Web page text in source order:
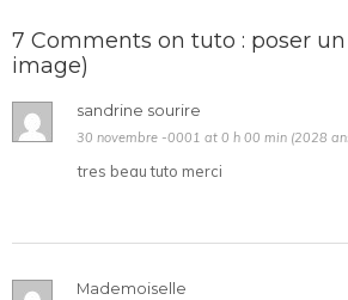
7 Comments on tuto : poser
image)
sandrine sourire
30 novembre -0001 at 0 h 00 min (2028
tres beau tuto merci
Mademoiselle